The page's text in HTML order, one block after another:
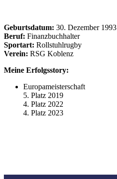
Geburtsdatum: 30. Dezember 1993
Beruf: Finanzbuchhalter
Sportart: Rollstuhlrugby
Verein: RSG Koblenz
Meine Erfolgsstory:
Europameisterschaft
5. Platz 2019
4. Platz 2022
4. Platz 2023